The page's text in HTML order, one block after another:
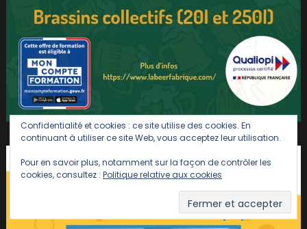
Confidentialité et cookies : ce site utilise des cookies. En
continuant à utiliser ce site Web, vous acceptez leur utilisation.
Pour en savoir plus, notamment sur la façon de contrôler les
cookies, consultez : Politique relative aux cookies